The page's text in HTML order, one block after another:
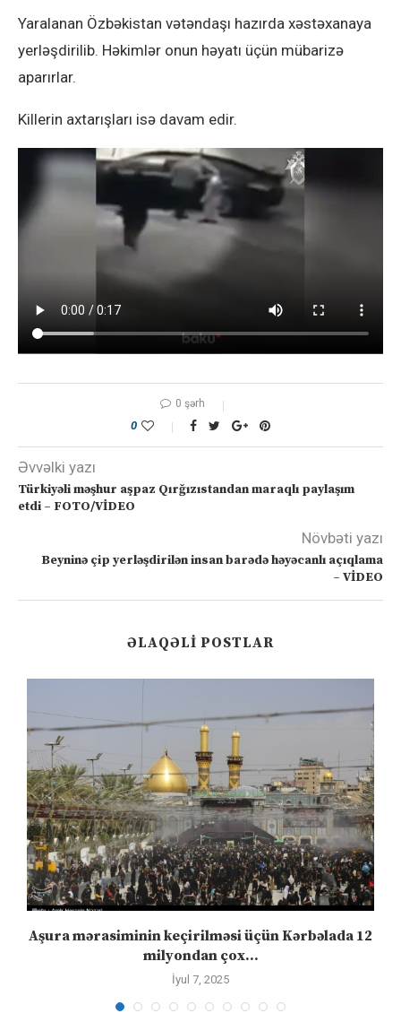
Yaralanan Özbəkistan vətəndaşı hazırda xəstəxanaya
yerləşdirilib. Həkimlər onun həyatı üçün mübarizə
aparırlar.
Killerin axtarışları isə davam edir.
0 şərh
0
Əvvəlki yazı
Türkiyəli məşhur aşpaz Qırğızıstandan maraqlı paylaşım
etdi – FOTO/VİDEO
Növbəti yazı
Beyninə çip yerləşdirilən insan barədə həyəcanlı açıqlama
– VİDEO
ƏLAQƏLI POSTLAR
Aşura mərasiminin keçirilməsi üçün Kərbəlada 12
milyondan çox...
İyul 7, 2025